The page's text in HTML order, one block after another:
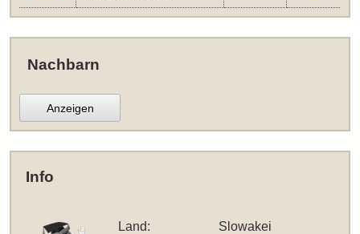
Nachbarn
Anzeigen
Info
Land: Slowakei